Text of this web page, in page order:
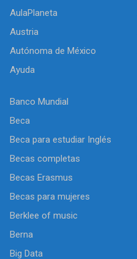
AulaPlaneta
Austria
Autónoma de México
Ayuda
Banco Mundial
Beca
Beca para estudiar Inglés
Becas completas
Becas Erasmus
Becas para mujeres
Berklee of music
Berna
Big Data